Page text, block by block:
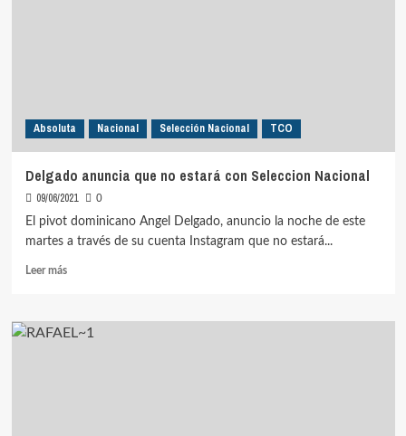
Absoluta Nacional Selección Nacional TCO
Delgado anuncia que no estará con Seleccion Nacional
09/06/2021
0
El pivot dominicano Angel Delgado, anuncio la noche de este
martes a través de su cuenta Instagram que no estará...
Leer másLeer
Delgado
anuncia